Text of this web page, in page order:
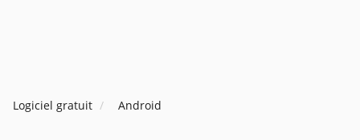
Logiciel gratuit Android